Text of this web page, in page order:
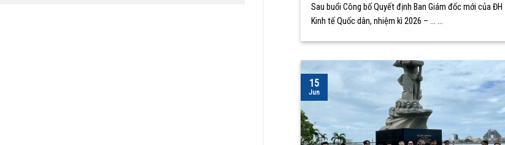
Sau buổi Công bố Quyết định Ban Giám đốc mới của ĐH
Kinh tế Quốc dân, nhiệm kì 2026 – ... ...
15
Jun